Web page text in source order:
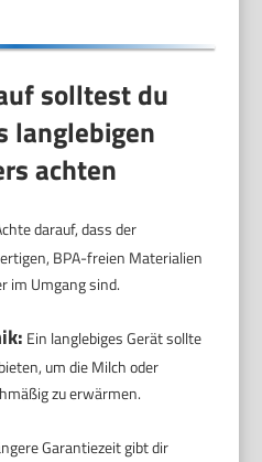
solltest du
langlebigen
achten
darauf, dass der
BPA-freien Materialien
im Umgang sind.
Ein langlebiges Gerät sollte
um die Milch oder
zu erwärmen.
Garantiezeit gibt dir